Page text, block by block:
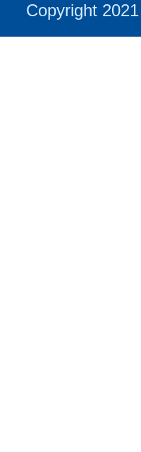
Copyright